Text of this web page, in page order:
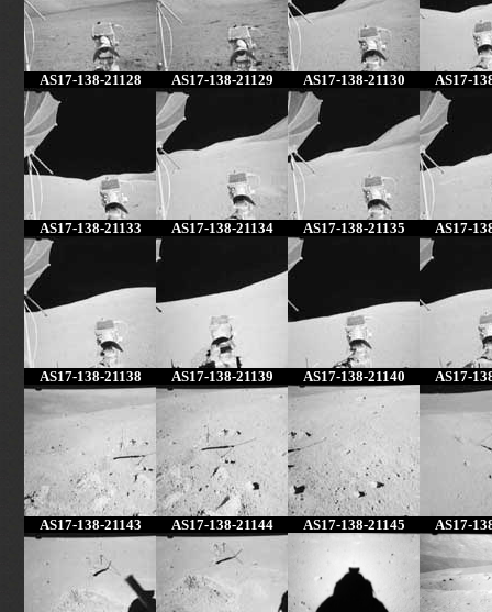
AS17-138-21128 AS17-138-21129 AS17-138-21130 AS17-
AS17-138-21133 AS17-138-21134 AS17-138-21135 AS17-
AS17-138-21138 AS17-138-21139 AS17-138-21140 AS17-
AS17-138-21143 AS17-138-21144 AS17-138-21145 AS17-